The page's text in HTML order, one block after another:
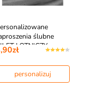
ślubne
LOTNICZY
personalizuj